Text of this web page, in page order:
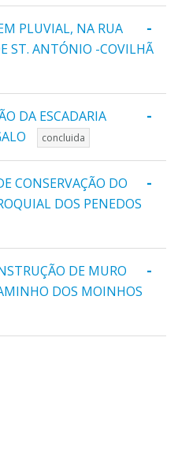
-
PLUVIAL, NA RUA
ST. ANTÓNIO -COVILHÃ
-
DA ESCADARIA
concluida
-
CONSERVAÇÃO DO
DOS PENEDOS
-
DE MURO
DOS MOINHOS